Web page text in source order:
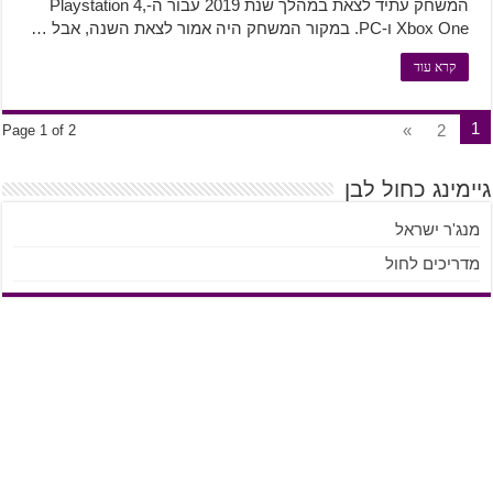
המשחק עתיד לצאת במהלך שנת 2019 עבור ה-Playstation 4,
Xbox One ו-PC. במקור המשחק היה אמור לצאת השנה, אבל …
קרא עוד
Page 1 of 2 1
2
»
גיימינג כחול לבן
מנג'ר ישראל
מדריכים לחול